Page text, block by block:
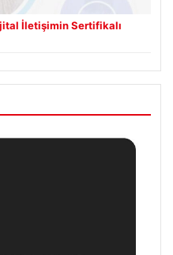
İletişimin Sertifikalı